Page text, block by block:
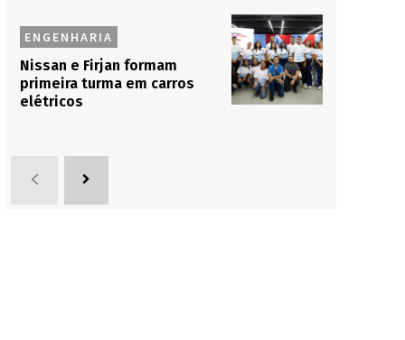
ENGENHARIA
Nissan e Firjan formam
primeira turma em carros
elétricos